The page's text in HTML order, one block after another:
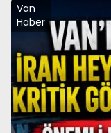
Van
Haber